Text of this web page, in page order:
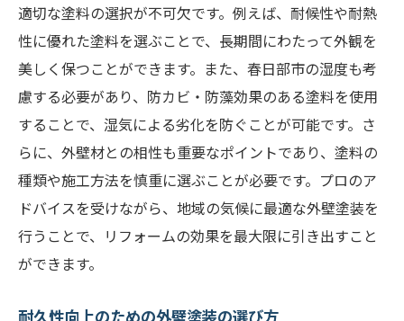
塗装前の準備と注意点
リフォーム後の外壁メンテナンス方法
実際の施工事例から学ぶ成功ポイント
外壁塗装で春日部市のリフォームを成功させる
ポイント
長持ちする塗装のためのチェックリスト
施工中に気をつけたい点とその対策
仕上がりに差が出る塗装のテクニック
リフォーム後のアフターケアの重要性
適切な塗料の選択が不可欠です。例えば、耐候性や耐熱
性に優れた塗料を選ぶことで、長期間にわたって外観を
美しく保つことができます。また、春日部市の湿度も考
慮する必要があり、防カビ・防藻効果のある塗料を使用
することで、湿気による劣化を防ぐことが可能です。さ
らに、外壁材との相性も重要なポイントであり、塗料の
種類や施工方法を慎重に選ぶことが必要です。プロのア
ドバイスを受けながら、地域の気候に最適な外壁塗装を
行うことで、リフォームの効果を最大限に引き出すこと
ができます。
耐久性向上のための外壁塗装の選び方